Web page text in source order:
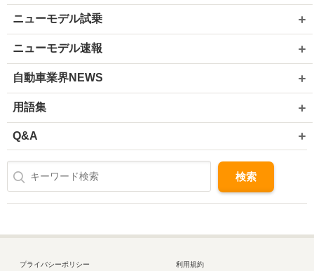
ニューモデル試乗
ニューモデル速報
自動車業界NEWS
用語集
Q&A
プライバシーポリシー 利用規約